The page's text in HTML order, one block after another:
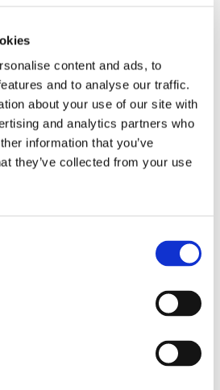
content and ads, to
and to analyse our traffic.
about your use of our site with
and analytics partners who
information that you’ve
they’ve collected from your use
ad
o ad
dannoso. Lo ha